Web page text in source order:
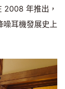
2008 年推出，
噪耳機發展史上